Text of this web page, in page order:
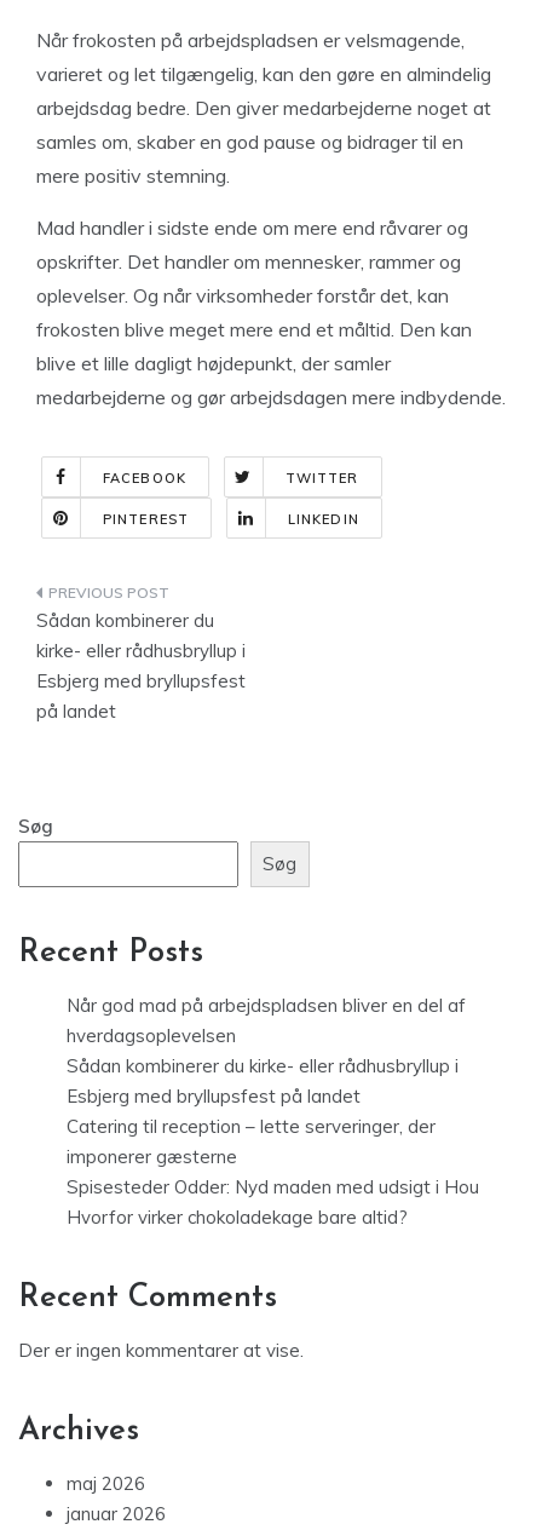
Når frokosten på arbejdspladsen er velsmagende,
varieret og let tilgængelig, kan den gøre en almindelig
arbejdsdag bedre. Den giver medarbejderne noget at
samles om, skaber en god pause og bidrager til en
mere positiv stemning.
Mad handler i sidste ende om mere end råvarer og
opskrifter. Det handler om mennesker, rammer og
oplevelser. Og når virksomheder forstår det, kan
frokosten blive meget mere end et måltid. Den kan
blive et lille dagligt højdepunkt, der samler
medarbejderne og gør arbejdsdagen mere indbydende.
FACEBOOK TWITTER
PINTEREST LINKEDIN
Indlægsnavigation
Sådan kombinerer du
kirke- eller rådhusbryllup i
Esbjerg med bryllupsfest
på landet
Søg
Søg
Recent Posts
Når god mad på arbejdspladsen bliver en del af
hverdagsoplevelsen
Sådan kombinerer du kirke- eller rådhusbryllup i
Esbjerg med bryllupsfest på landet
Catering til reception – lette serveringer, der
imponerer gæsterne
Spisesteder Odder: Nyd maden med udsigt i Hou
Hvorfor virker chokoladekage bare altid?
Recent Comments
Der er ingen kommentarer at vise.
Archives
maj 2026
januar 2026